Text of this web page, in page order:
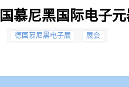
慕尼黑国际电子
德国慕尼黑电子展 展会